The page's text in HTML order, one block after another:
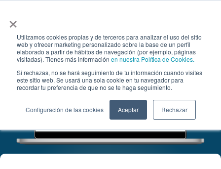
×
Utilizamos cookies propias y de terceros para analizar el uso del sitio
web y ofrecer marketing personalizado sobre la base de un perfil
elaborado a partir de hábitos de navegación (por ejemplo, páginas
visitadas). Tienes más información en nuestra Política de Cookies.
Si rechazas, no se hará seguimiento de tu información cuando visites
este sitio web. Se usará una sola cookie en tu navegador para
recordar tu preferencia de que no se te haga seguimiento.
Configuración de las cookies Aceptar Rechazar